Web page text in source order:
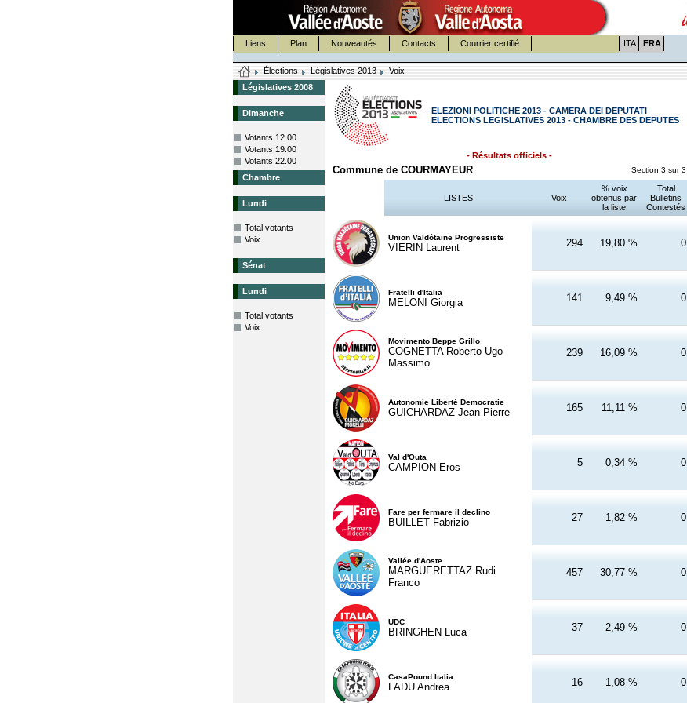
Liens Plan Nouveautés Contacts Courrier certifié ITA FRA
Élections Législatives 2013
Voix
Législatives 2008
Dimanche
Votants 12.00
Votants 19.00
Votants 22.00
Chambre
Lundi
Total votants
Voix
Sénat
Lundi
Total votants
Voix
ELEZIONI POLITICHE 2013 - CAMERA DEI DEPUTATI
ELECTIONS LEGISLATIVES 2013 - CHAMBRE DES DEPUTES
- Résultats officiels -
Commune de COURMAYEUR Section 3 sur 3
LISTES Voix
% voix
obtenus par
la liste
Total
Bulletins
Contestés
Union Valdôtaine Progressiste
VIERIN Laurent 294 19,80 % 0
Fratelli d'Italia
MELONI Giorgia 141 9,49 % 0
Movimento Beppe Grillo
COGNETTA Roberto Ugo
Massimo
239 16,09 % 0
Autonomie Liberté Democratie
GUICHARDAZ Jean Pierre 165 11,11 % 0
Val d'Outa
CAMPION Eros 5 0,34 % 0
Fare per fermare il declino
BUILLET Fabrizio 27 1,82 % 0
Vallée d'Aoste
MARGUERETTAZ Rudi
Franco
457 30,77 % 0
UDC
BRINGHEN Luca 37 2,49 % 0
CasaPound Italia
LADU Andrea 16 1,08 % 0